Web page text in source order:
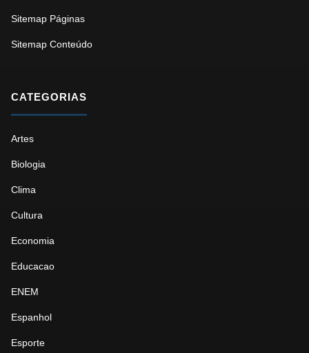
Sitemap Páginas
Sitemap Conteúdo
CATEGORIAS
Artes
Biologia
Clima
Cultura
Economia
Educacao
ENEM
Espanhol
Esporte